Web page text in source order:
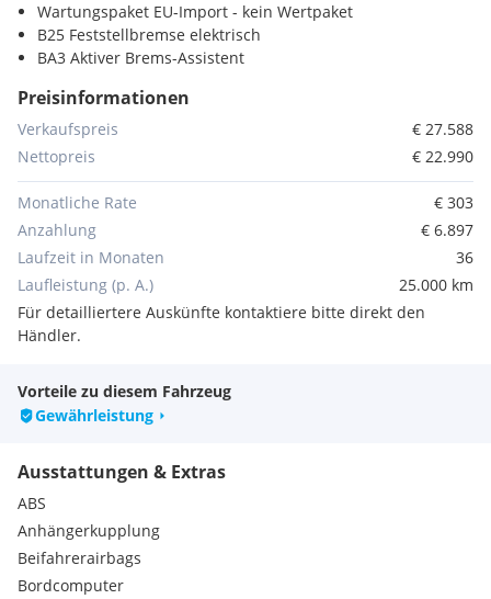
Wartungspaket EU-Import - kein Wertpaket
B25 Feststellbremse elektrisch
BA3 Aktiver Brems-Assistent
BB3 Elektronisches Stabilitätsprogramm (ESP)
C1J Schaltknauf Leder
C6L Multifunktionslenkrad
CK1 Lacksteuerung 1
CK4 Griffleiste über Kennzeichen in Wagenfarbe
CL1 Lenkrad in Neigung und Höhe verstellbar
CL3 Lederlenkrad
CM0 Stossfänger lackiert
CU9 Interner Code SSPREM
DV2 Vorrüstung für Dachreling
E07 Berganfahrhilfe
E2V MB Audiosystem mit DAB
E8T Hochvoltbatterie (45 kWh)
EB1 45 kWh Batterie - Wassergekühlt
EM7 2 USB Schnittstellen in Mittelkonsole hinten
ES1 Steckdose 12 V Fahrgastraum
EW8 Digitales Extra: Remote und Navigation Services
EY5 Mercedes-Benz Notrufsystem
EY6 Pannenmanagement
Preisinformationen
Verkaufspreis
€ 27.588
Nettopreis
€ 22.990
Monatliche Rate
€ 303
Anzahlung
€ 6.897
Laufzeit in Monaten
36
Laufleistung (p. A.)
25.000 km
Für detailliertere Auskünfte kontaktiere bitte direkt den
Händler.
Vorteile zu diesem Fahrzeug
Gewährleistung
Ausstattungen & Extras
ABS
Anhängerkupplung
Beifahrerairbags
Bordcomputer